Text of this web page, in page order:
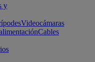
y
Videocámaras
Cables